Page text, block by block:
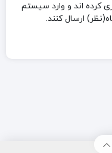
کرده اند و وارد سیستم
ارسال کنند.